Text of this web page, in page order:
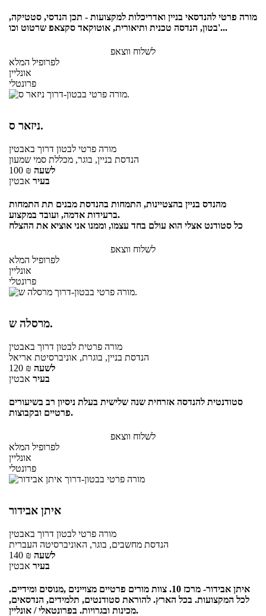
מורה פרטי להנדסאי בניין ואדריכלות למקצועות - תכן הנדסי, סטטיקה,
בטון, הנדסה טכנית ותיאורית, אוטוקאד סקצאפ שרטוט וכו'...
לשלוח ווצאפ
לפרופיל המלא
אונליין
פרונטלי
ניזאר ס.
מורה פרטי לבטון דרוך באבטין
הנדסת בניין, בוגר, מכללת סמי שמעון
100 ₪ לשעה
בעיר אבטין
מהנדס בניין בהצטיינות, התמחות בהנדסת מבנים תת התמחות
ברעידות אדמה, ועובד במקצוע.
כל סטודנט אצלי הוא עולם בחד עצמו, וממנו אני אוציא את ההצלח
לשלוח ווצאפ
לפרופיל המלא
אונליין
פרונטלי
מרסלה ש.
מורה פרטית לבטון דרוך באבטין
הנדסת בניין, בוגרת, אוניברסיטת אריאל
120 ₪ לשעה
בעיר אבטין
סטודנטית להנדסה אזרחית שנה שלישית בעלת ניסיון רב בשיעורים
פרטיים ובקבוצות.
לשלוח ווצאפ
לפרופיל המלא
אונליין
פרונטלי
איתן אבידור
מורה פרטי לבטון דרוך באבטין
הנדסת מחשבים, בוגר, האוניברסיטה העברית
140 ₪ לשעה
בעיר אבטין
איתן אבידור- מרכז 10. צוות מורים פרטיים מצויינים ,מנוסים ומידיים.
לכל המקצועות. בכל הארץ. להוראת סטודנטים, תלמידים, הנדסאים,
מכינות ובגרויות. בפרונטאלי / אונליין.